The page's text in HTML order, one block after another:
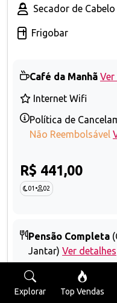
Secador de Cabelo
Frigobar
Café da Manhã Ver
Internet Wifi
Política de
Não Reembolsável
R$ 441,00
01 • 02
Pensão Completa
Jantar) Ver detalhes
Internet Wifi
Política de
Explorar Top Vendas